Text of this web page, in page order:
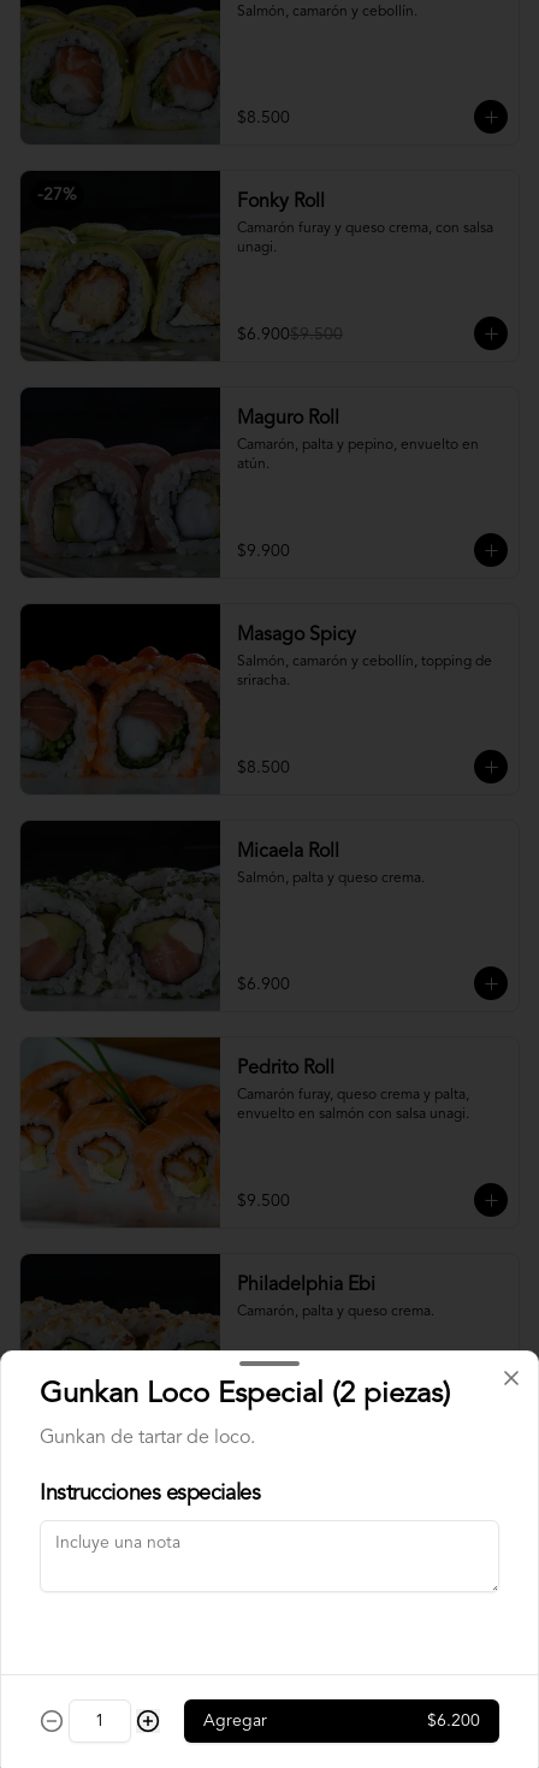
Salmón, camarón y cebollín.
$8.500
-27% Fonky Roll
Camarón furay y queso crema, con salsa
unagi.
$6.900$9.500
Maguro Roll
Camarón, palta y pepino, envuelto en
atún.
$9.900
Masago Spicy
Salmón, camarón y cebollín, topping de
sriracha.
$8.500
Micaela Roll
Salmón, palta y queso crema.
$6.900
Pedrito Roll
Camarón furay, queso crema y palta,
envuelto en salmón con salsa unagi.
$9.500
Philadelphia Ebi
Camarón, palta y queso crema.
Philadelphia Roll
Rainbow Roll
Camarón, queso crema y pepino,
Gunkan Loco Especial (2 piezas)
Gunkan de tartar de loco.
Instrucciones especiales
Agregar $6.200